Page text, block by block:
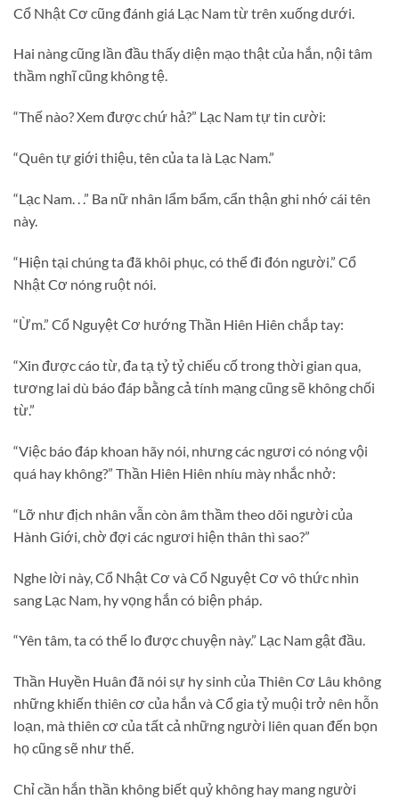
Cổ Nhật Cơ cũng đánh giá Lạc Nam từ trên xuống dưới.
Hai nàng cũng lần đầu thấy diện mạo thật của hắn, nội tâm
thầm nghĩ cũng không tệ.
“Thế nào? Xem được chứ hả?” Lạc Nam tự tin cười:
“Quên tự giới thiệu, tên của ta là Lạc Nam.”
“Lạc Nam. . .” Ba nữ nhân lẩm bẩm, cẩn thận ghi nhớ cái tên
này.
“Hiện tại chúng ta đã khôi phục, có thể đi đón người.” Cổ
Nhật Cơ nóng ruột nói.
“Ừm.” Cổ Nguyệt Cơ hướng Thần Hiên Hiên chắp tay:
“Xin được cáo từ, đa tạ tỷ tỷ chiếu cố trong thời gian qua,
tương lai dù báo đáp bằng cả tính mạng cũng sẽ không chối
từ.”
“Việc báo đáp khoan hãy nói, nhưng các ngươi có nóng vội
quá hay không?” Thần Hiên Hiên nhíu mày nhắc nhở:
“Lỡ như địch nhân vẫn còn âm thầm theo dõi người của
Hành Giới, chờ đợi các ngươi hiện thân thì sao?”
Nghe lời này, Cổ Nhật Cơ và Cổ Nguyệt Cơ vô thức nhìn
sang Lạc Nam, hy vọng hắn có biện pháp.
“Yên tâm, ta có thể lo được chuyện này.” Lạc Nam gật đầu.
Thần Huyền Huân đã nói sự hy sinh của Thiên Cơ Lâu không
những khiến thiên cơ của hắn và Cổ gia tỷ muội trở nên hỗn
loạn, mà thiên cơ của tất cả những người liên quan đến bọn
họ cũng sẽ như thế.
Chỉ cần hắn thần không biết quỷ không hay mang người